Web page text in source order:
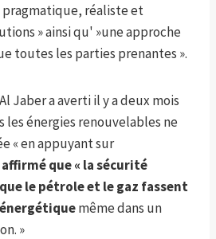
pragmatique, réaliste et
» ainsi qu' »une approche
toutes les parties prenantes ».
Al Jaber a averti il ​​y a deux mois
les énergies renouvelables ne
« en appuyant sur
affirmé que « la sécurité
le pétrole et le gaz fassent
même dans un
»